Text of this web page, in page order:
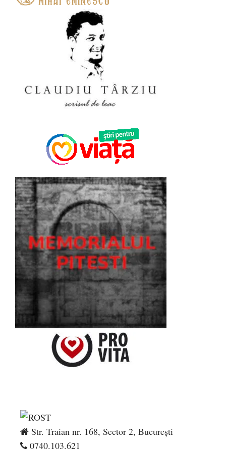
Str. Traian nr. 168, Sector 2, București
0740.103.621